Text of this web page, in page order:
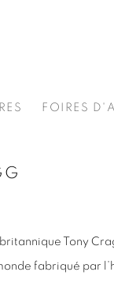
FOIRES
Tony
fabriqué par